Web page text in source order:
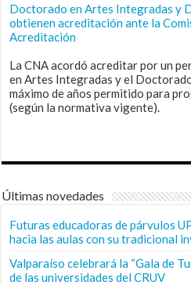
Doctorado en Artes Integradas y
obtienen acreditación ante la
Acreditación
La CNA acordó acreditar por un
en Artes Integradas y el
máximo de años permitido para
(según la normativa vigente).
Últimas novedades
Futuras educadoras de párvulos
hacia las aulas con su tradicional
Valparaíso celebrará la “Gala de
de las universidades del CRUV